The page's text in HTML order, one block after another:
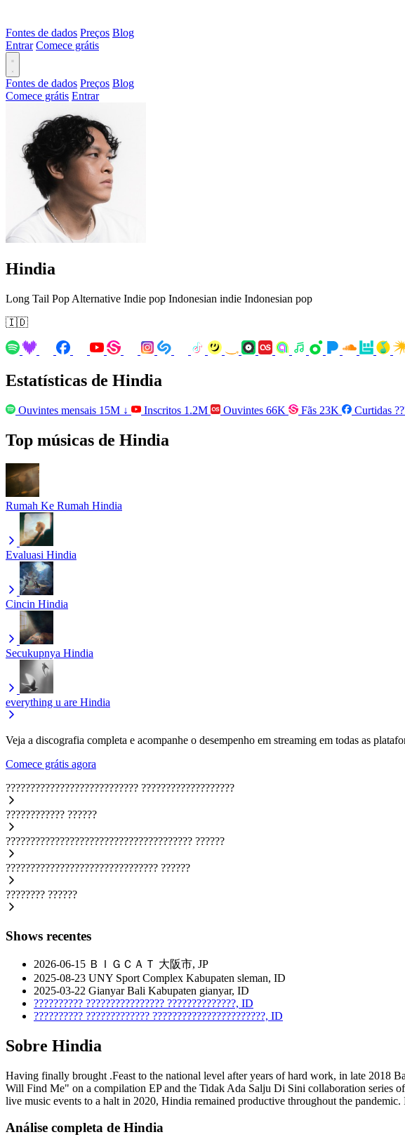
Fontes de dados Preços Blog
Entrar Comece grátis
Fontes de dados Preços Blog
Comece grátis Entrar
Hindia
Long Tail Pop Alternative Indie pop Indonesian indie Indonesian pop
🇮🇩
Estatísticas de Hindia
Ouvintes mensais 15M ↓ Inscritos 1.2M Ouvintes 66K Fãs 23K Curtidas
Top músicas de Hindia
Rumah Ke Rumah Hindia
Evaluasi Hindia
Cincin Hindia
Secukupnya Hindia
everything u are Hindia
Veja a discografia completa e acompanhe o desempenho em streaming em todas as
Comece grátis agora
??????????????????????????? ???????????????????
???????????? ??????
?????????????????????????????????????? ??????
??????????????????????????????? ??????
???????? ??????
Shows recentes
2026-06-15 ＢＩＧＣＡＴ 大阪市, JP
2025-08-23 UNY Sport Complex Kabupaten sleman, ID
2025-03-22 Gianyar Bali Kabupaten gianyar, ID
?????????? ???????????????? ??????????????, ID
?????????? ????????????? ???????????????????????, ID
Sobre Hindia
Having finally brought .Feast to the national level after years of hard work, in late 2018
Will Find Me" on a compilation EP and the Tidak Ada Salju Di Sini collaboration series
live music events to a halt in 2020, Hindia remained productive throughout the
Análise completa de Hindia